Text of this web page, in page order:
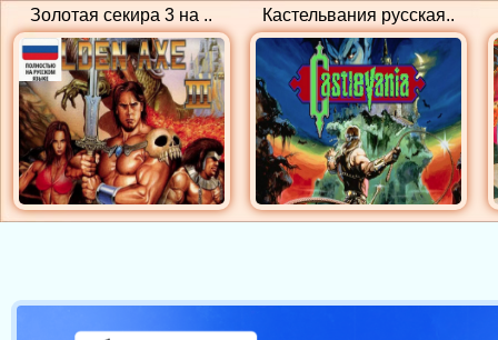
Золотая секира 3 на .. Кастельвания русская..